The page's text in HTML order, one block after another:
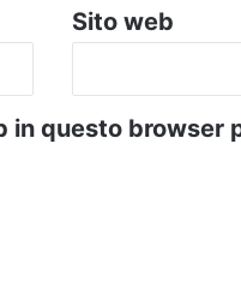
Sito web
in questo browser